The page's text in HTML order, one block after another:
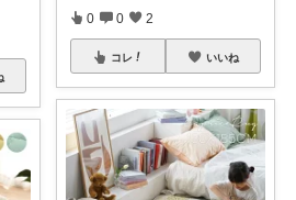
0 0 2
コレ いいね